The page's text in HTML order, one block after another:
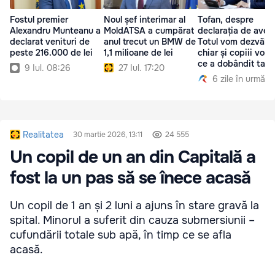
Fostul premier
Alexandru Munteanu a
declarat venituri de
peste 216.000 de lei
9 Iul. 08:26
Noul șef interimar al
MoldATSA a cumpărat
anul trecut un BMW de
1,1 milioane de lei
27 Iul. 17:20
Tofan, despre
declarația de
Totul vom
chiar și copiii vor
ce a dobândit
6 zile în urmă
Realitatea 30 martie 2026, 13:11 24 555
Un copil de un an din Capitală a
fost la un pas să se înece acasă
Un copil de 1 an și 2 luni a ajuns în stare gravă la
spital. Minorul a suferit din cauza submersiunii –
cufundării totale sub apă, în timp ce se afla
acasă.